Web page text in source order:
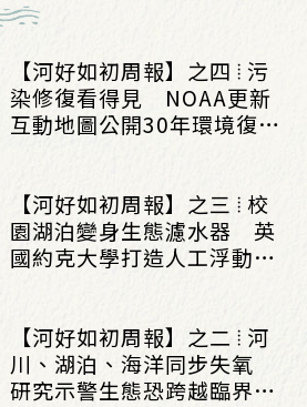
【河好如初周報】之四 ⦙ 污
染修復看得見 NOAA更新
互動地圖公開30年環境復育
【河好如初周報】之三 ⦙ 校
園湖泊變身生態濾水器 英
國約克大學打造人工浮動濕
【河好如初周報】之二 ⦙ 河
川、湖泊、海洋同步失氧
研究示警生態恐跨越臨界點